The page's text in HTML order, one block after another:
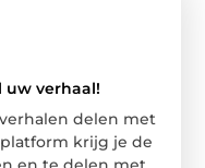
uw verhaal!
delen met
krijg je de